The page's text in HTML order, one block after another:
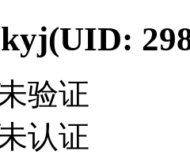
(UID:
验证
认证